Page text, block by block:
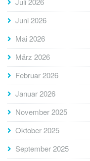
Juni 2026
Mai 2026
März 2026
Februar 2026
Januar 2026
November 2025
Oktober 2025
September 2025